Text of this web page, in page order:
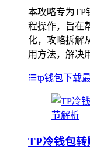
本攻略专为TP
程操作，旨在
化，攻略拆解
用方法，解决
tp钱包下载
TP冷钱包